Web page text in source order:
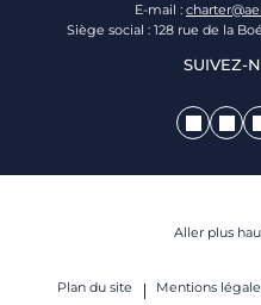
E-mail :
Siège social : 128 rue de la
SUIVEZ-
Plan du site Mentions
Aller plus